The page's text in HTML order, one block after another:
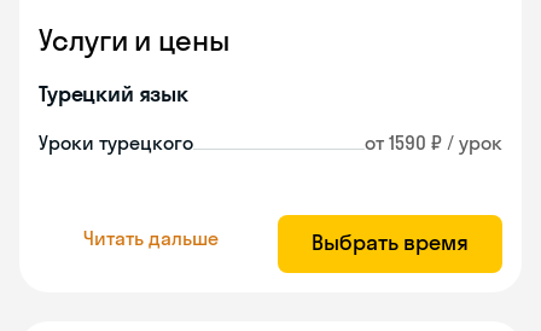
Услуги и цены
Турецкий язык
Уроки турецкого от 1590 ₽ / урок
Читать дальше Выбрать время